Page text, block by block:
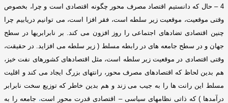
4 –
حال که دانستیم اقتصاد مصرف محور چگونه اقتصادی است و چرا، بخصوص
وقتی موقعیت، موقعیت زیر سلطه است، فقر افزا است، می توانیم دریابیم چرا
چنین اقتصادی تضادهای اجتماعی را روز افزون می کند
بر نابرابریها در سطح
جهان و در سطح جامعه های در رابطه مسلط ( زیر سلطه می افزاید
در حقیقت،
وقتی اقتصادی در موقعیت زیر سلطه است، مثل اقتصادهای کشورهای نفت خیز،
هم بدین لحاظ که اقتصادهای مصرف محور، رانتهای بزرگ ایجاد می کند و اقلیت
مسلط این رانت ها را به جیب می زند و هم بدین خاطر که توزیع سخت نابرابر
درآمدها)که ذاتی نظامهای سیاسی – اقتصادی قدرت محور است، جامعه را به